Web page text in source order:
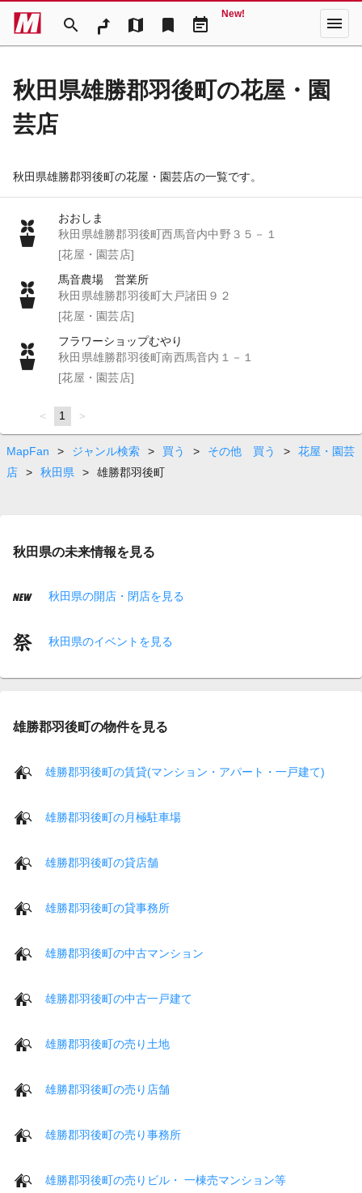
search map bookmark event_note
New! menu
秋田県雄勝郡羽後町の花屋・園
芸店
秋田県雄勝郡羽後町の花屋・園芸店の一覧です。
おおしま
秋田県雄勝郡羽後町西馬音内中野３５－１
[花屋・園芸店]
馬音農場 営業所
秋田県雄勝郡羽後町大戸諸田９２
[花屋・園芸店]
フラワーショップむやり
秋田県雄勝郡羽後町南西馬音内１－１
[花屋・園芸店]
page
You're
on
page
1 page
MapFan > ジャンル検索 > 買う > その他 買う >
花屋・園芸
店
> 秋田県 > 雄勝郡羽後町
秋田県の未来情報を見る
秋田県の開店・閉店を見る
秋田県のイベントを見る
雄勝郡羽後町の物件を見る
雄勝郡羽後町の賃貸(マンション・アパート・一戸建て)
雄勝郡羽後町の月極駐車場
雄勝郡羽後町の貸店舗
雄勝郡羽後町の貸事務所
雄勝郡羽後町の中古マンション
雄勝郡羽後町の中古一戸建て
雄勝郡羽後町の売り土地
雄勝郡羽後町の売り店舗
雄勝郡羽後町の売り事務所
雄勝郡羽後町の売りビル・ 一棟売マンション等